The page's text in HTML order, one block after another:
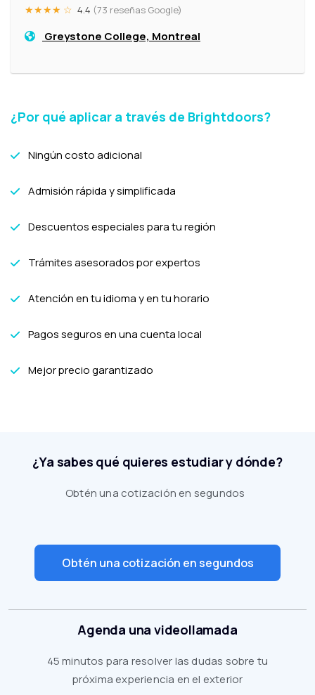
★★★★ ☆ 4.4 (73 reseñas Google)
Greystone College, Montreal
¿Por qué aplicar a través de Brightdoors?
Ningún costo adicional
Admisión rápida y simplificada
Descuentos especiales para tu región
Trámites asesorados por expertos
Atención en tu idioma y en tu horario
Pagos seguros en una cuenta local
Mejor precio garantizado
¿Ya sabes qué quieres estudiar y dónde?
Obtén una cotización en segundos
Obtén una cotización en segundos
Agenda una videollamada
45 minutos para resolver las dudas sobre tu
próxima experiencia en el exterior